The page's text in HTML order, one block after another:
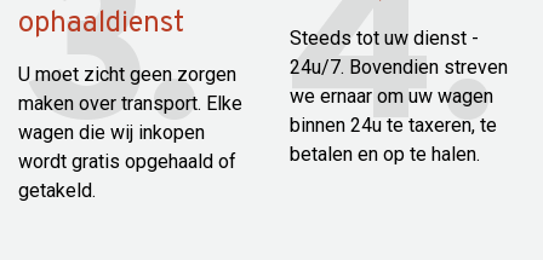
ophaaldienst
U moet zicht geen zorgen
maken over transport. Elke
wagen die wij inkopen
wordt gratis opgehaald of
getakeld.
Steeds tot uw dienst -
24u/7. Bovendien streven
we ernaar om uw wagen
binnen 24u te taxeren, te
betalen en op te halen.